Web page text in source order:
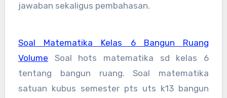
jawaban sekaligus pembahasan.
Soal Matematika Kelas 6 Bangun Ruang
Volume Soal hots matematika sd kelas 6
tentang bangun ruang. Soal matematika
satuan kubus semester pts uts k13 bangun